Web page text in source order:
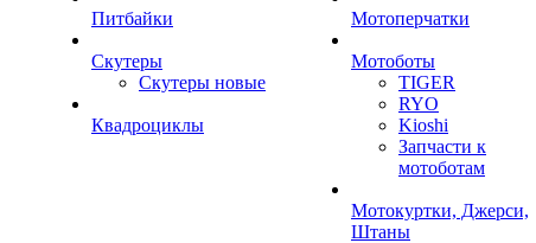
Питбайки
Скутеры
Скутеры новые
Квадроциклы
Мотоперчатки
Мотоботы
TIGER
RYO
Kioshi
Запчасти к
мотоботам
Мотокуртки, Джерси,
Штаны